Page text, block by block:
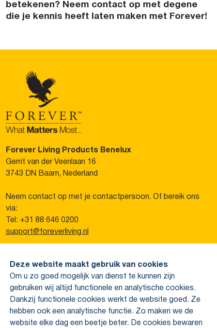
Deze website maakt gebruik van cookies
Om u zo goed mogelijk van dienst te kunnen zijn
gebruiken wij altijd functionele en analytische cookies.
Dankzij functionele cookies werkt de website goed. Ze
hebben ook een analytische functie. Zo maken we de
website elke dag een beetje beter. De cookies bewaren
betekenen? Neem contact op met degene
die je kennis heeft laten maken met Forever!
Forever Living Products Benelux
Gerrit van der Veenlaan 16
3743 DN Baarn, Nederland
Neem contact op met je contactpersoon. Of bereik ons
via:
Tel: +31 88 646 0200
support@foreverliving.nl
Privacy verklaring
Colofon
Over Forever
Wie zijn wij?
Hoe werken wij?
Uniek verdienmodel